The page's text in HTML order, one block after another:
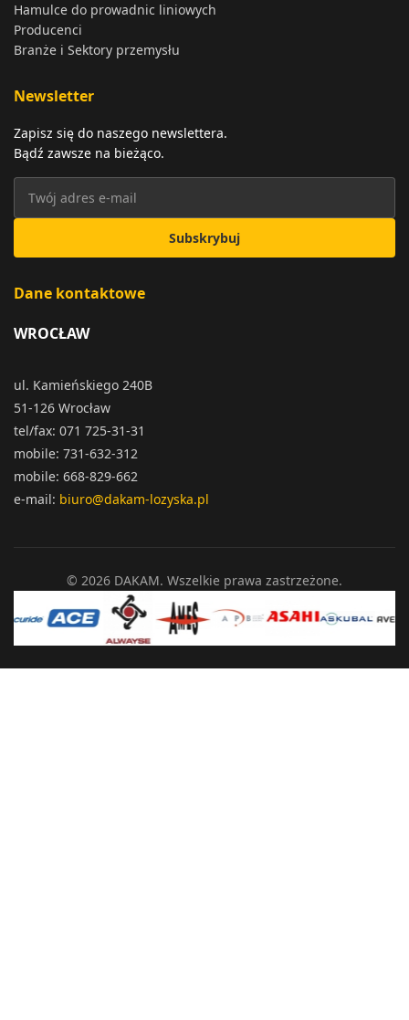
Hamulce do prowadnic liniowych
Producenci
Branże i Sektory przemysłu
Newsletter
Zapisz się do naszego newslettera.
Bądź zawsze na bieżąco.
Subskrybuj
Dane kontaktowe
WROCŁAW
ul. Kamieńskiego 240B
51-126 Wrocław
tel/fax: 071 725-31-31
mobile: 731-632-312
mobile: 668-829-662
e-mail: biuro@dakam-lozyska.pl
© 2026 DAKAM. Wszelkie prawa zastrzeżone.